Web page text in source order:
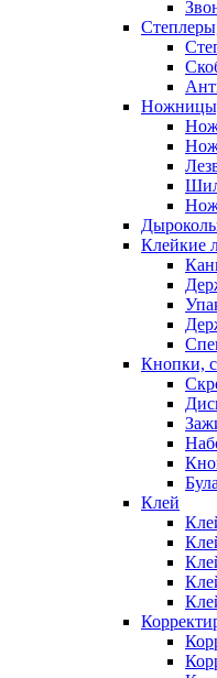
Клейкие
Кнопки,
Клей